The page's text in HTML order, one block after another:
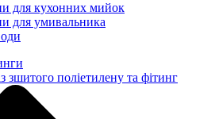
для кухонних мийок
для умивальника
зшитого поліетилену та фітинг